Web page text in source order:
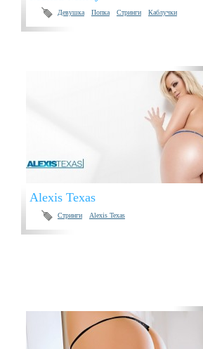
Девушка Попка Стринги Каблучки
Alexis Texas
Стринги Alexis Texas